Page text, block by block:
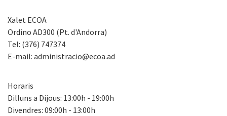
Xalet ECOA
Ordino AD300 (Pt. d'Andorra)
Tel: (376) 747374
E-mail: administracio@ecoa.ad
Horaris
Dilluns a Dijous: 13:00h - 19:00h
Divendres: 09:00h - 13:00h